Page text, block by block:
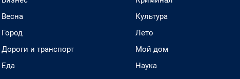
Весна
Город
Дороги и транспорт
Еда
Культура
Лето
Мой дом
Наука